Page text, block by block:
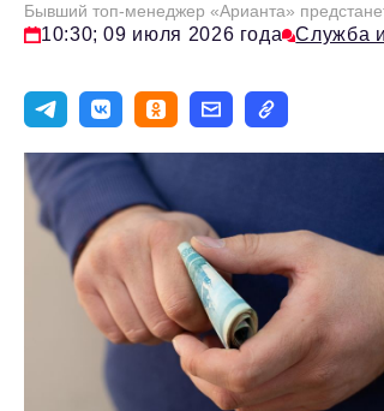
Бывший топ-менеджер «Арианта»
10:30; 09 июля 2026 года Служба